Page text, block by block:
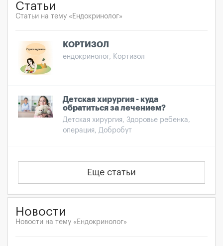
Статьи
Статьи на тему «Ендокринолог»
КОРТИЗОЛ
ендокринолог, Кортизол
Детская хирургия - куда
обратиться за лечением?
Детская хирургия, Здоровье ребенка,
операция, Добробут
Еще статьи
Новости
Новости на тему «Ендокринолог»